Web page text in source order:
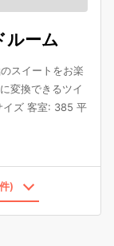
ルーム
スイートをお楽
変換できるツイ
イズ 客室: 385 平
)